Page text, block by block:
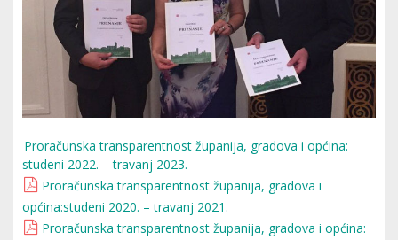
Proračunska transparentnost županija, gradova i općina:
studeni 2022. – travanj 2023.
Proračunska transparentnost županija, gradova i
općina:studeni 2020. – travanj 2021.
Proračunska transparentnost županija, gradova i općina: